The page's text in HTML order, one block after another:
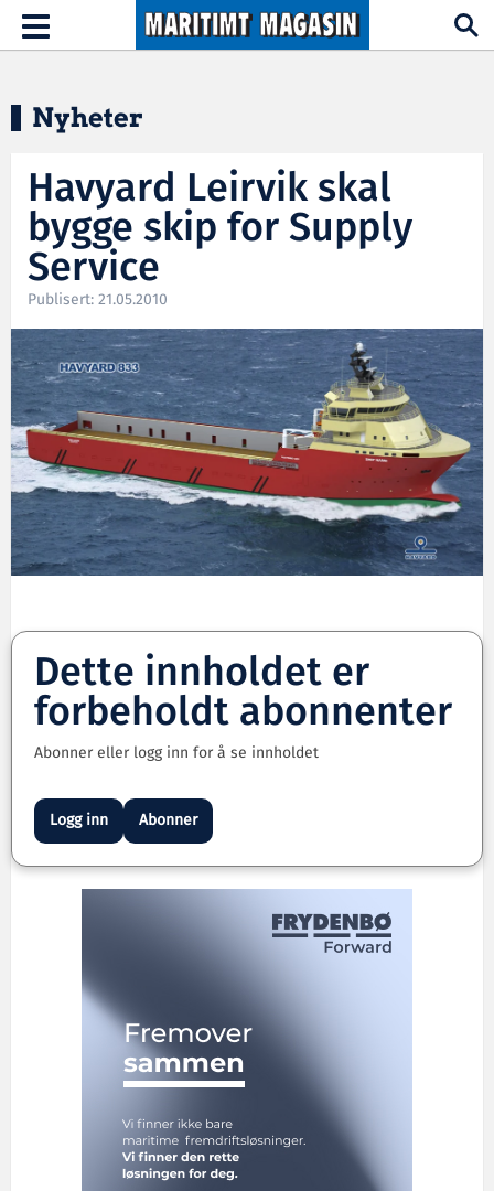
Hopp til hovedinnhold
Toggle
navigation
Nyheter
Havyard Leirvik skal
bygge skip for Supply
Service
Publisert: 21.05.2010
Dette innholdet er
forbeholdt abonnenter
Abonner eller logg inn for å se innholdet
Logg inn Abonner